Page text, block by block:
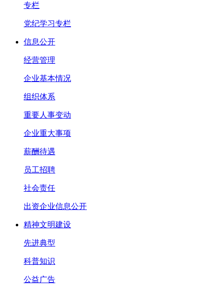
专栏
党纪学习专栏
信息公开
经营管理
企业基本情况
组织体系
重要人事变动
企业重大事项
薪酬待遇
员工招聘
社会责任
出资企业信息公开
精神文明建设
先进典型
科普知识
公益广告